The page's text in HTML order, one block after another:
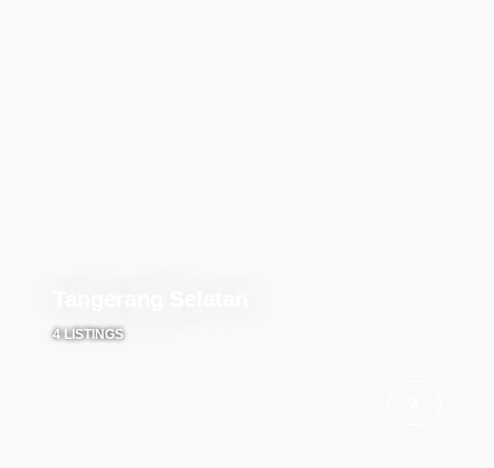
4 LISTINGS